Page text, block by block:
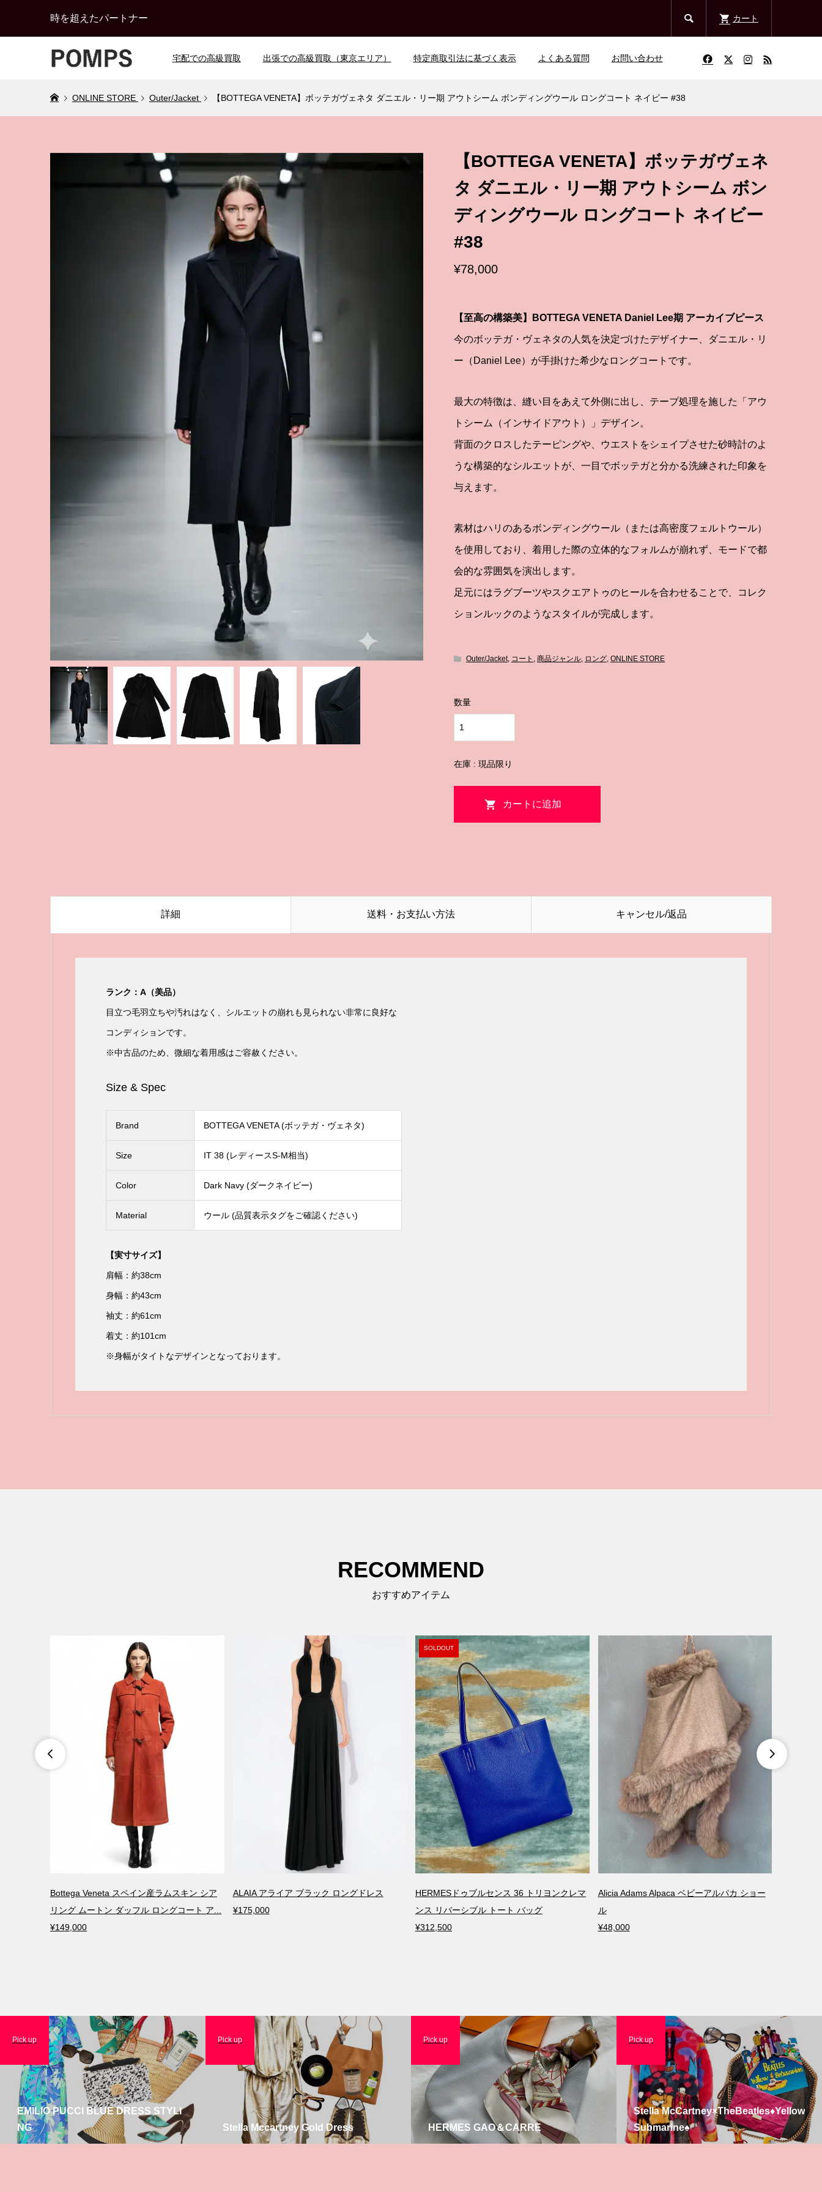
時を超えたパートナー  カート
宅配での高級買取 出張での高級買取（東京エリア） 特定商取引法に基づく表示 よくある質問 お問い合わせ
ONLINE STORE Outer/Jacket 【BOTTEGA VENETA】ボッテガヴェネタ ダニエル・リー期 アウトシーム ボンディングウール ロングコート ネイビー #38
【BOTTEGA VENETA】ボッテガヴェネ
タ ダニエル・リー期 アウトシーム ボン
ディングウール ロングコート ネイビー
#38
¥78,000
【至高の構築美】BOTTEGA VENETA Daniel Lee期 アーカイブピース
今のボッテガ・ヴェネタの人気を決定づけたデザイナー、ダニエル・リ
ー（Daniel Lee）が手掛けた希少なロングコートです。
最大の特徴は、縫い目をあえて外側に出し、テープ処理を施した「アウ
トシーム（インサイドアウト）」デザイン。
背面のクロスしたテーピングや、ウエストをシェイプさせた砂時計のよ
うな構築的なシルエットが、一目でボッテガと分かる洗練された印象を
与えます。
素材はハリのあるボンディングウール（または高密度フェルトウール）
を使用しており、着用した際の立体的なフォルムが崩れず、モードで都
会的な雰囲気を演出します。
足元にはラグブーツやスクエアトゥのヒールを合わせることで、コレク
ションルックのようなスタイルが完成します。
Outer/Jacket, コート 商品ジャンル, ロング, ONLINE STORE
数量
在庫 : 現品限り
詳細 送料・お支払い方法 キャンセル/返品
ランク：A（美品）
目立つ毛羽立ちや汚れはなく、シルエットの崩れも見られない非常に良好な
コンディションです。
※中古品のため、微細な着用感はご容赦ください。
Size & Spec
Brand BOTTEGA VENETA (ボッテガ・ヴェネタ)
Size IT 38 (レディースS-M相当)
Color Dark Navy (ダークネイビー)
Material ウール (品質表示タグをご確認ください)
【実寸サイズ】
肩幅：約38cm
身幅：約43cm
袖丈：約61cm
着丈：約101cm
※身幅がタイトなデザインとなっております。
RECOMMEND
おすすめアイテム

Bottega Veneta スペイン産ラムスキン シア
リング ムートン ダッフル ロングコート ア...
¥149,000
ALAIA アライア ブラック ロングドレス
¥175,000
SOLDOUT
HERMESドゥブルセンス 36 トリヨンクレマ
ンス リバーシブル トート バッグ
¥312,500
Alicia Adams Alpaca ベビーアルパカ ショー
ル
¥48,000

EMILIO PUCCI BLUE DRESS STYLI
NG
Pick up
Stella Mccartney Gold Dress
Pick up
HERMES GAO＆CARRE
Pick up
Stella McCartney×TheBeatles♦️Yellow
Submarine♠️
Pick up